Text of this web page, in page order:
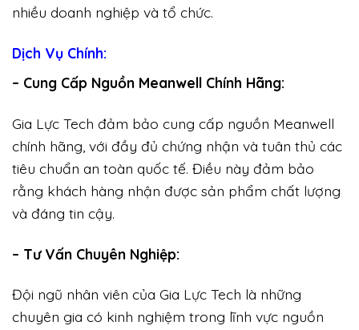
nhiều doanh nghiệp và tổ chức.
Dịch Vụ Chính:
– Cung Cấp Nguồn Meanwell Chính Hãng:
Gia Lực Tech đảm bảo cung cấp nguồn Meanwell
chính hãng, với đầy đủ chứng nhận và tuân thủ các
tiêu chuẩn an toàn quốc tế. Điều này đảm bảo
rằng khách hàng nhận được sản phẩm chất lượng
và đáng tin cậy.
– Tư Vấn Chuyên Nghiệp:
Đội ngũ nhân viên của Gia Lực Tech là những
chuyên gia có kinh nghiệm trong lĩnh vực nguồn